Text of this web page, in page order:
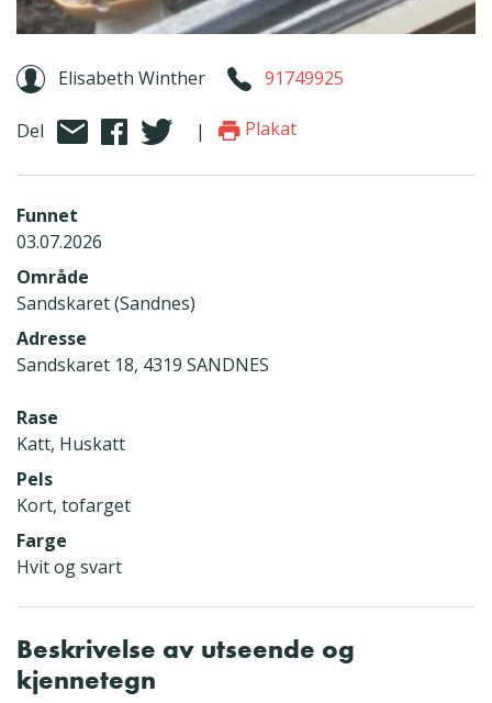
Elisabeth Winther 91749925
Del | Plakat
Funnet
03.07.2026
Område
Sandskaret (Sandnes)
Adresse
Sandskaret 18, 4319 SANDNES
Rase
Katt, Huskatt
Pels
Kort, tofarget
Farge
Hvit og svart
Beskrivelse av utseende og
kjennetegn